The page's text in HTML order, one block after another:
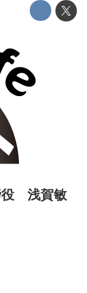
役 浅賀敏